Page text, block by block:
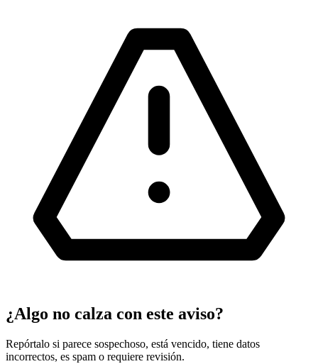
¿Algo no calza con este aviso?
Repórtalo si parece sospechoso, está vencido, tiene datos
incorrectos, es spam o requiere revisión.